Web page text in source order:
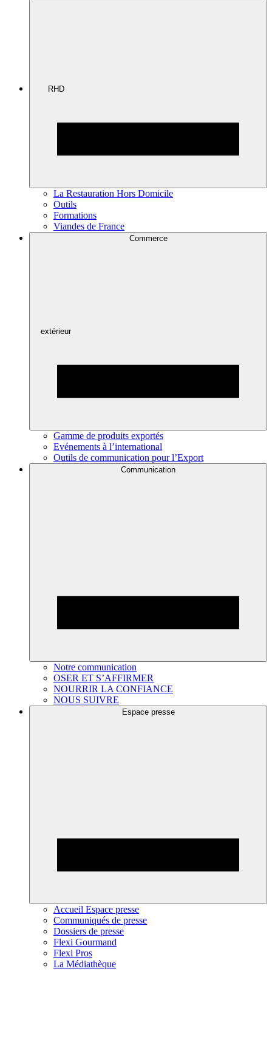
RHD
La Restauration Hors Domicile
Outils
Formations
Viandes de France
Commerce
extérieur
Gamme de produits exportés
Evénements à l’international
Outils de communication pour l’Export
Communication
Notre communication
OSER ET S’AFFIRMER
NOURRIR LA CONFIANCE
NOUS SUIVRE
Espace presse
Accueil Espace presse
Communiqués de presse
Dossiers de presse
Flexi Gourmand
Flexi Pros
La Médiathèque